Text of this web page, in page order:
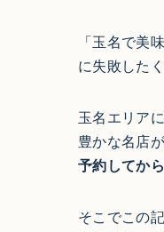
「玉名で美
に失敗した
玉名エリア
豊かな名店
予約してか
そこでこの